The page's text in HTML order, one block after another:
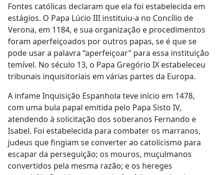
Fontes católicas declaram que ela foi estabelecida em
estágios. O Papa Lúcio III instituiu-a no Concílio de
Verona, em 1184, e sua organização e procedimentos
foram aperfeiçoados por outros papas, se é que se
pode usar a palavra “aperfeiçoar” para essa instituição
temível. No século 13, o Papa Gregório IX estabeleceu
tribunais inquisitoriais em várias partes da Europa.
A infame Inquisição Espanhola teve início em 1478,
com uma bula papal emitida pelo Papa Sisto IV,
atendendo à solicitação dos soberanos Fernando e
Isabel. Foi estabelecida para combater os marranos,
judeus que fingiam se converter ao catolicismo para
escapar da perseguição; os mouros, muçulmanos
convertidos pela mesma razão; e os hereges